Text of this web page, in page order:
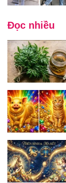
Đọc nhiều